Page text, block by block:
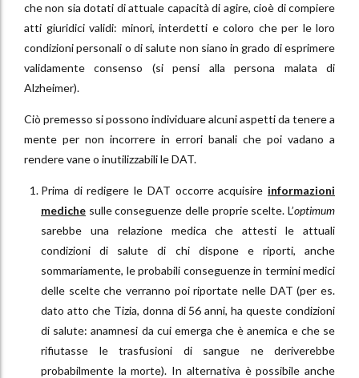
che non sia dotati di attuale capacità di agire, cioè di compiere
atti giuridici validi: minori, interdetti e coloro che per le loro
condizioni personali o di salute non siano in grado di esprimere
validamente consenso (si pensi alla persona malata di
Alzheimer).
Ciò premesso si possono individuare alcuni aspetti da tenere a
mente per non incorrere in errori banali che poi vadano a
rendere vane o inutilizzabili le DAT.
Prima di redigere le DAT occorre acquisire informazioni
mediche sulle conseguenze delle proprie scelte. L’optimum
sarebbe una relazione medica che attesti le attuali
condizioni di salute di chi dispone e riporti, anche
sommariamente, le probabili conseguenze in termini medici
delle scelte che verranno poi riportate nelle DAT (per es.
dato atto che Tizia, donna di 56 anni, ha queste condizioni
di salute: anamnesi da cui emerga che è anemica e che se
rifiutasse le trasfusioni di sangue ne deriverebbe
probabilmente la morte). In alternativa è possibile anche